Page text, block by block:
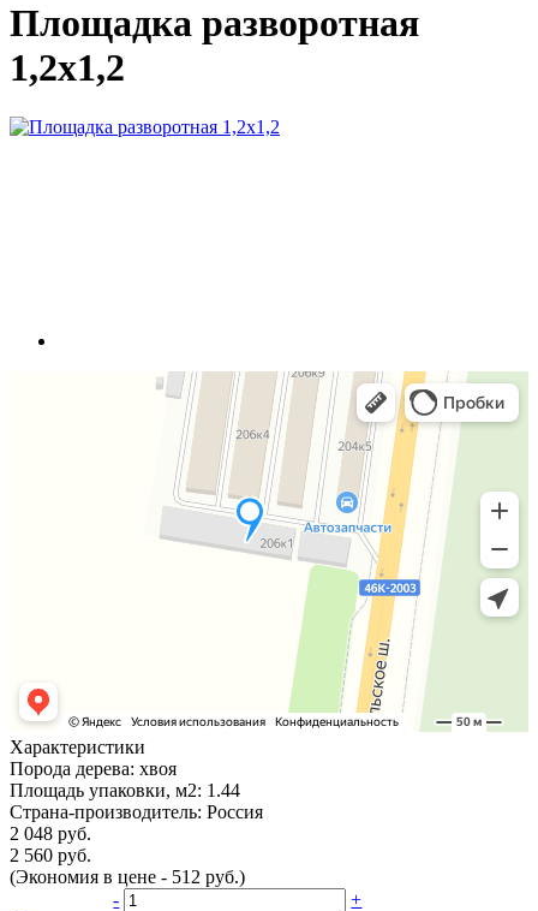
Площадка разворотная
1,2x1,2
Характеристики
Порода дерева: хвоя
Площадь упаковки, м2: 1.44
Страна-производитель: Россия
2 048 руб.
2 560 руб.
(Экономия в цене - 512 руб.)
-
+